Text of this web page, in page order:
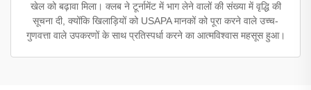
खेल को बढ़ावा मिला। क्लब ने टूर्नामेंट में भाग लेने वालों की संख्या में वृद्धि की
सूचना दी, क्योंकि खिलाड़ियों को USAPA मानकों को पूरा करने वाले उच्च-
गुणवत्ता वाले उपकरणों के साथ प्रतिस्पर्धा करने का आत्मविश्वास महसूस हुआ।